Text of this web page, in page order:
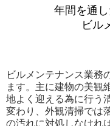
年間を通
ビル
ビルメンテナンス業務
ます。主に建物の美観
地よく迎える為に行う
変わり、外観清掃では
の汚れに対処しなけれ